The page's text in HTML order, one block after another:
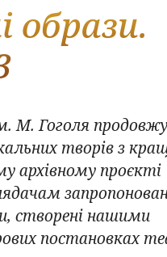
образи.
М. Гоголя
творів з
архівному проєкті
створені нашими
постановках